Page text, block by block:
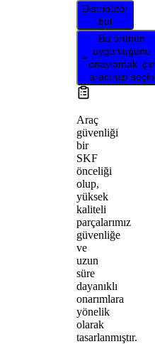
Distribütör
bul
Bu ürünün
uygunluğunu
onaylamak için
aracınızı seçin
Araç
güvenliği
bir
SKF
önceliği
olup,
yüksek
kaliteli
parçalarımız
güvenliğe
ve
uzun
süre
dayanıklı
onarımlara
yönelik
olarak
tasarlanmıştır.